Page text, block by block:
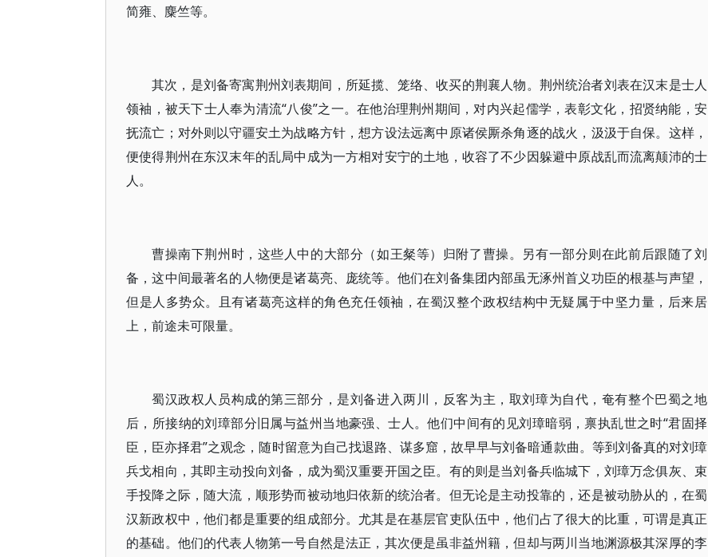
简雍、麋竺等。
其次，是刘备寄寓荆州刘表期间，所延揽、笼络、收买的荆襄人物。荆州统治者刘表在汉末是士人
领袖，被天下士人奉为清流“八俊”之一。在他治理荆州期间，对内兴起儒学，表彰文化，招贤纳能，安
抚流亡；对外则以守疆安土为战略方针，想方设法远离中原诸侯厮杀角逐的战火，汲汲于自保。这样，
便使得荆州在东汉末年的乱局中成为一方相对安宁的土地，收容了不少因躲避中原战乱而流离颠沛的士
人。
曹操南下荆州时，这些人中的大部分（如王粲等）归附了曹操。另有一部分则在此前后跟随了刘
备，这中间最著名的人物便是诸葛亮、庞统等。他们在刘备集团内部虽无涿州首义功臣的根基与声望，
但是人多势众。且有诸葛亮这样的角色充任领袖，在蜀汉整个政权结构中无疑属于中坚力量，后来居
上，前途未可限量。
蜀汉政权人员构成的第三部分，是刘备进入两川，反客为主，取刘璋为自代，奄有整个巴蜀之地
后，所接纳的刘璋部分旧属与益州当地豪强、士人。他们中间有的见刘璋暗弱，禀执乱世之时“君固择
臣，臣亦择君”之观念，随时留意为自己找退路、谋多窟，故早早与刘备暗通款曲。等到刘备真的对刘璋
兵戈相向，其即主动投向刘备，成为蜀汉重要开国之臣。有的则是当刘备兵临城下，刘璋万念俱灰、束
手投降之际，随大流，顺形势而被动地归依新的统治者。但无论是主动投靠的，还是被动胁从的，在蜀
汉新政权中，他们都是重要的组成部分。尤其是在基层官吏队伍中，他们占了很大的比重，可谓是真正
的基础。他们的代表人物第一号自然是法正，其次便是虽非益州籍，但却与两川当地渊源极其深厚的李